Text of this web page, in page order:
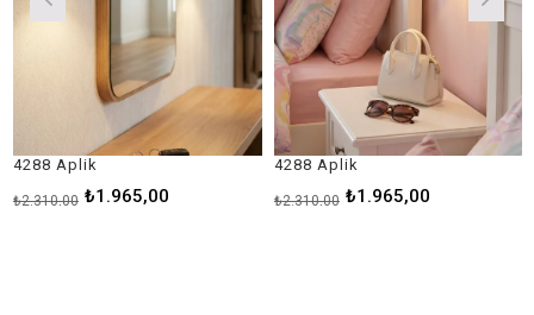
Aplik
₺1.965,00
4288 Aplik
₺1.965,00
₺2.310,00